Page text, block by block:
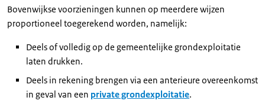
Bovenwijkse voorzieningen kunnen op meerdere wijzen
proportioneel toegerekend worden, namelijk:
Deels of volledig op de gemeentelijke grondexploitatie
laten drukken.
Deels in rekening brengen via een anterieure overeenkomst
in geval van een private grondexploitatie.